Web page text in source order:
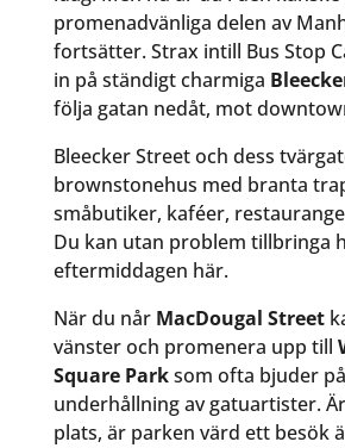
promenadvänliga delen av
fortsätter. Strax intill Bus Stop
in på ständigt charmiga
följa gatan nedåt, mot
Bleecker Street och dess
brownstonehus med branta
småbutiker, kaféer,
Du kan utan problem tillbringa
eftermiddagen här.
När du når MacDougal Street
vänster och promenera upp till
Square Parksom ofta bjuder
underhållning av gatuartister.
plats, är parken värd ett besök